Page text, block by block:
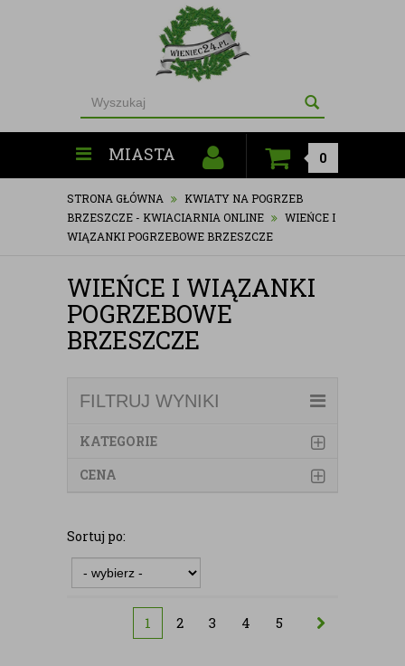
MIASTA 0
STRONA GŁÓWNA
KWIATY NA POGRZEB
BRZESZCZE - KWIACIARNIA ONLINE
WIEŃCE I
WIĄZANKI POGRZEBOWE BRZESZCZE
WIEŃCE I WIĄZANKI
POGRZEBOWE
BRZESZCZE
FILTRUJ WYNIKI
KATEGORIE
CENA
Sortuj po:
1 2 3 4 5